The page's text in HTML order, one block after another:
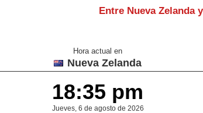
Entre Nueva Zelanda
Hora actual en
Nueva Zelanda
18:35 pm
Jueves, 6 de agosto de 2026